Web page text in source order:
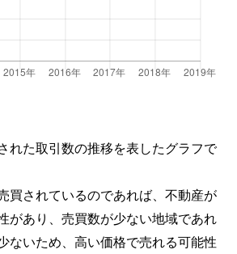
れた取引数の推移を表したグラフで
買されているのであれば、不動産が
があり、売買数が少ない地域であれ
ないため、高い価格で売れる可能性